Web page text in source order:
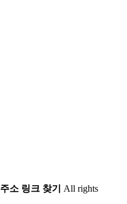
소 링크 찾기 All rights